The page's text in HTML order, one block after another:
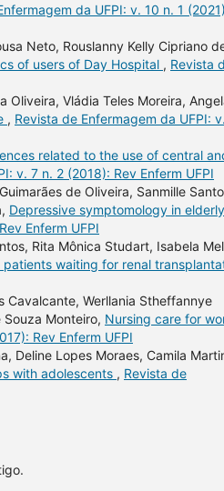
da UFPI: v. 10 n. 1
Neto, Rouslanny Kelly Cipriano
of users of Day Hospital , Revista
Oliveira, Vládia Teles Moreira,
, Revista de Enfermagem da UFPI:
related to the use of central
v. 7 n. 2 (2018): Rev Enferm UFPI
de Oliveira, Sanmille
Depressive symptomology in elderly
Enferm UFPI
Rita Mônica Studart, Isabela
waiting for renal
Cavalcante, Werllania Stheffannye
Souza Monteiro, Nursing care for
Rev Enferm UFPI
Deline Lopes Moraes, Camila
with adolescents , Revista de